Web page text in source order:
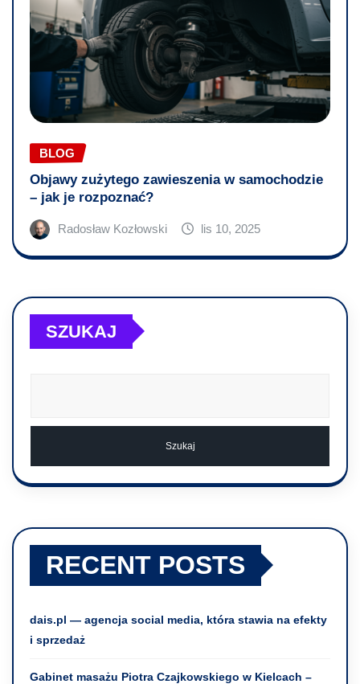
BLOG
Objawy zużytego zawieszenia w samochodzie
– jak je rozpoznać?
Radosław Kozłowski lis 10, 2025
SZUKAJ
Szukaj
RECENT POSTS
dais.pl — agencja social media, która stawia na efekty
i sprzedaż
Gabinet masażu Piotra Czajkowskiego w Kielcach –